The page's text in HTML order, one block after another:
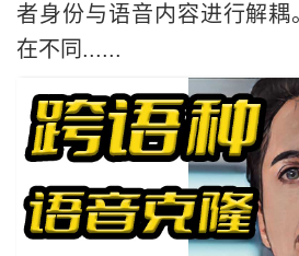
者身份与语音内容进行解
在不同......